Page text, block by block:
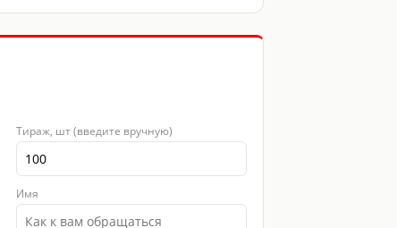
Тираж, шт (введите вручную)
Имя